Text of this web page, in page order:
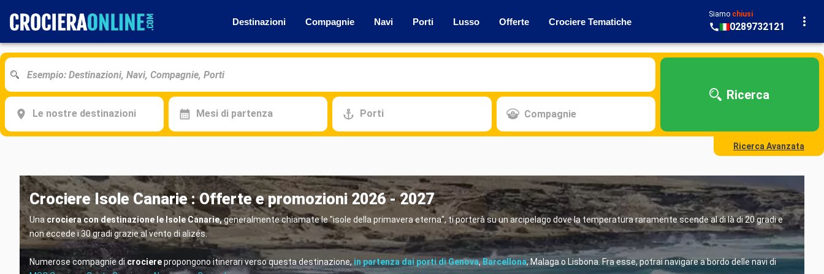
Destinazioni Compagnie Navi Porti Lusso Offerte Crociere Tematiche
Siamo chiusi
0289732121
Le nostre destinazioni Mesi di partenza Porti Compagnie
Ricerca
Ricerca Avanzata
Crociere Isole Canarie : Offerte e promozioni 2026 - 2027
Una crociera con destinazione le Isole Canarie,generalmente chiamate le "isole della primavera eterna", ti porterà su un arcipelago dove la temperatura raramente scende al di là di 20 gradi e
non eccede i 30 gradi grazie al vento di alizés.
Numerose compagnie dicrocierepropongono itinerari verso questa destinazione, in partenza dai porti di Genova,Barcellona, Malaga o Lisbona. Fra esse, potrai navigare a bordo delle navi di